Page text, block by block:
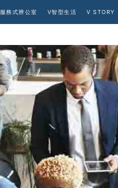
服務式辨公室 V智型生活 V STORY